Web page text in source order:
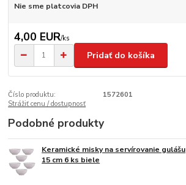
Nie sme platcovia DPH
4,00 EUR/ks
Pridať do košíka
Číslo produktu:
1572601
Strážiť cenu / dostupnosť
Podobné produkty
Keramické misky na servírovanie gulášu
15 cm 6 ks biele